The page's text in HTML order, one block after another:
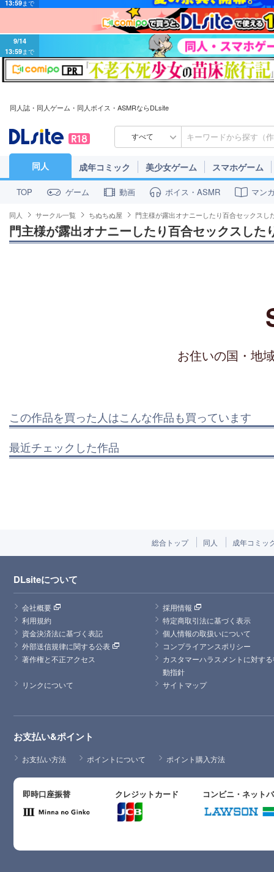
9/14
13:59まで
同人誌・同人ゲーム・同人ボイス・ASMRならDLsite
すべて
同人 成年コミック 美少女ゲーム スマホゲーム
TOP ゲーム 動画 ボイス・ASMR マン
同人 サークル一覧 ちぬちぬ屋 門主様が露出オナニーしたり百合セックスし
門主様が露出オナニーしたり百合セックスした
お住いの国・地
この作品を買った人はこんな作品も買っています
最近チェックした作品
総合トップ 同人 成年コミッ
DLsiteについて
会社概要
採用情報
利用規約
特定商取引法に基づく表示
資金決済法に基づく表記
個人情報の取扱いについて
外部送信規律に関する公表
コンプライアンスポリシー
著作権と不正アクセス
カスタマーハラスメントに対す
動指針
リンクについて
サイトマップ
お支払い&ポイント
お支払い方法 ポイントについて ポイント購入方法
即時口座振替 クレジットカード コンビニ・ネット